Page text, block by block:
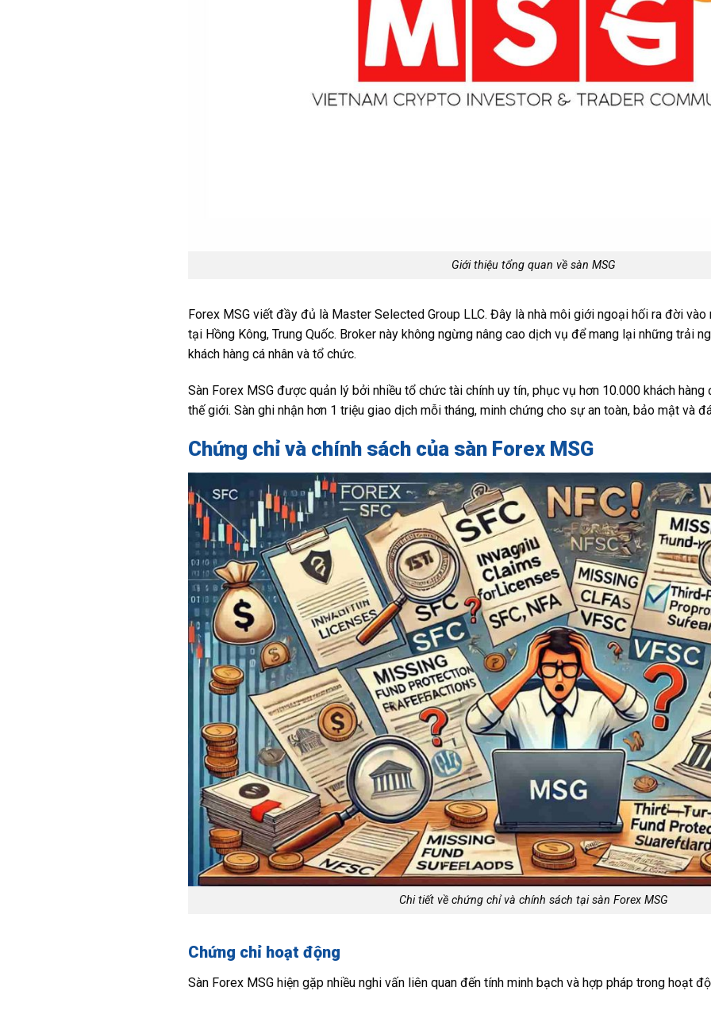
Giới thiệu tổng quan về sàn MSG
Forex MSG viết đầy đủ là Master Selected Group LLC. Đây là nhà môi giới ngoại hối ra đời
tại Hồng Kông, Trung Quốc. Broker này không ngừng nâng cao dịch vụ để mang lại những trải
khách hàng cá nhân và tổ chức.
Sàn Forex MSG được quản lý bởi nhiều tổ chức tài chính uy tín, phục vụ hơn 10.000 khách
thế giới. Sàn ghi nhận hơn 1 triệu giao dịch mỗi tháng, minh chứng cho sự an toàn, bảo mật và
Chứng chỉ và chính sách của sàn Forex MSG
Chi tiết về chứng chỉ và chính sách tại sàn Forex MSG
Chứng chỉ hoạt động
Sàn Forex MSG hiện gặp nhiều nghi vấn liên quan đến tính minh bạch và hợp pháp trong hoạt